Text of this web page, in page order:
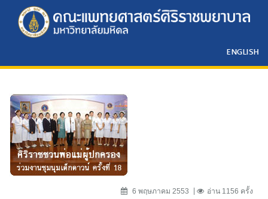
ENGLISH
6 พฤษภาคม 2553 อ่าน 1156 ครั้ง